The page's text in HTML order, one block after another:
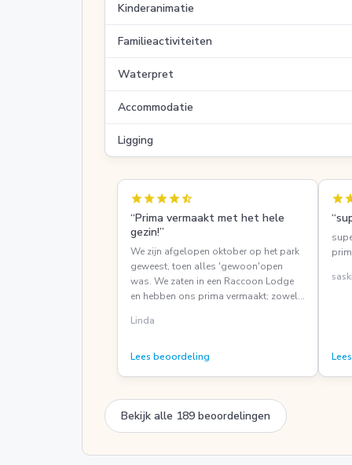
Kinderanimatie
Familieactiviteiten
Waterpret
Accommodatie
Ligging
starstarstarstarstar_half
“Prima vermaakt met het hele
gezin!”
We zijn afgelopen oktober op het park
geweest, toen alles 'gewoon'open
was. We zaten in een Raccoon Lodge
en hebben ons prima vermaakt; zowel
als de Aqua Mexicana. De jongste van
helemaal leuk en de jongens vonden de
tijdslot; prima te doen! Lekker rustig in
het zwembad, waardoor de kids tig
keer van de glijbanen konden en we
Linda
Lees beoordeling
star
Bekijk alle 189 beoordelingen